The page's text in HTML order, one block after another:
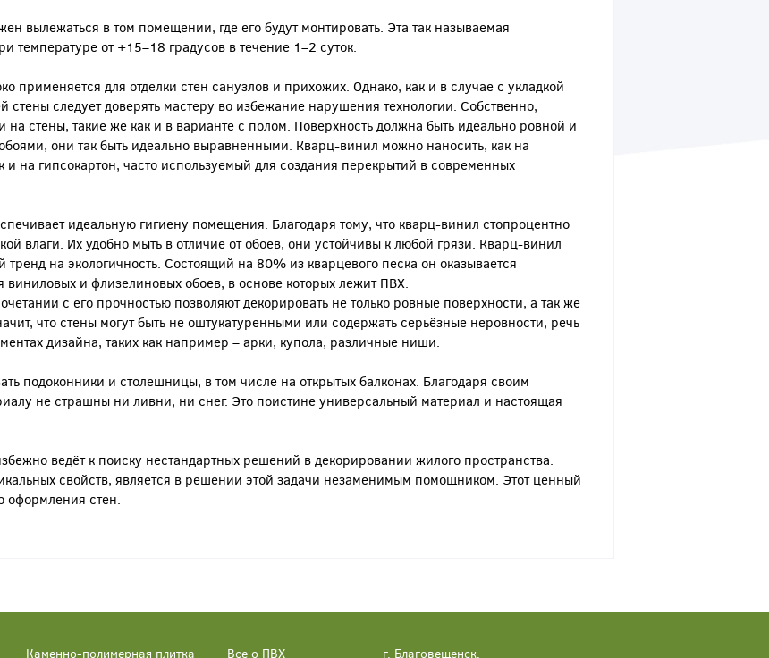
вылежаться в том помещении, где его будут монтировать. Эта так называемая
температуре от +15–18 градусов в течение 1–2 суток.
применяется для отделки стен санузлов и прихожих. Однако, как и в случае с укладкой
стены следует доверять мастеру во избежание нарушения технологии. Собственно,
стены, такие же как и в варианте с полом. Поверхность должна быть идеально ровной и
они так быть идеально выравненными. Кварц-винил можно наносить, как на
на гипсокартон, часто используемый для создания перекрытий в современных
идеальную гигиену помещения. Благодаря тому, что кварц-винил стопроцентно
влаги. Их удобно мыть в отличие от обоев, они устойчивы к любой грязи. Кварц-винил
на экологичность. Состоящий на 80% из кварцевого песка он оказывается
виниловых и флизелиновых обоев, в основе которых лежит ПВХ.
с его прочностью позволяют декорировать не только ровные поверхности, а так же
что стены могут быть не оштукатуренными или содержать серьёзные неровности, речь
дизайна, таких как например – арки, купола, различные ниши.
подоконники и столешницы, в том числе на открытых балконах. Благодаря своим
не страшны ни ливни, ни снег. Это поистине универсальный материал и настоящая
ведёт к поиску нестандартных решений в декорировании жилого пространства.
свойств, является в решении этой задачи незаменимым помощником. Этот ценный
оформления стен.
Каменно-полимерная плитка Все о ПВХ г. Благовещенск,